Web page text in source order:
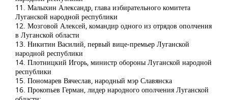
11. Малыхин Александр, глава избирательного комитета
Луганской народной республики
12. Мозговой Алексей, командир одного из отрядов ополчения
в Луганской области
13. Никитин Василий, первый вице-премьер Луганской
народной республики
14. Плотницкий Игорь, министр обороны Луганской народной
республики
15. Пономарев Вячеслав, народный мэр Славянска
16. Прокопьев Герман, лидер народного ополчения Луганской